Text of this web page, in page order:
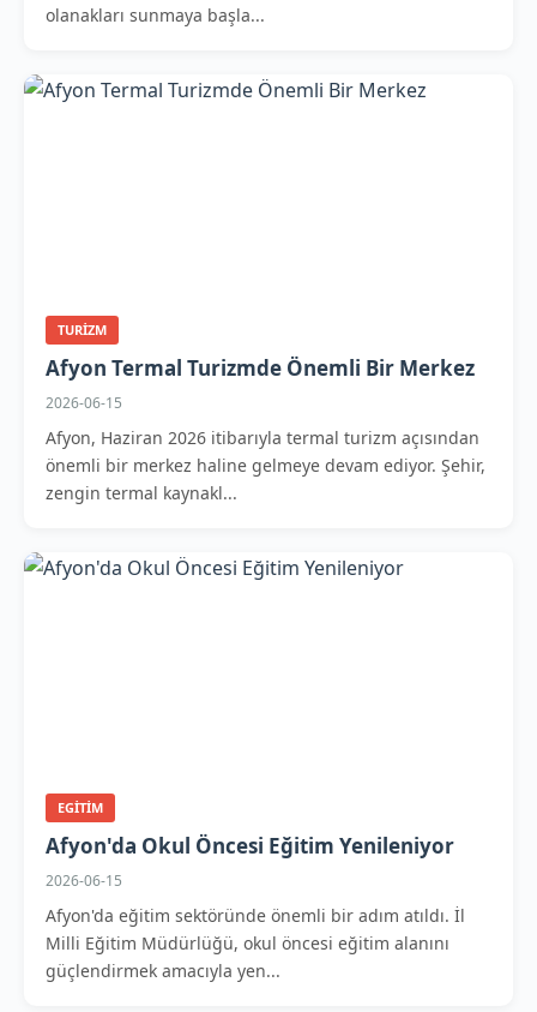
olanakları sunmaya başla...
TURIZM
Afyon Termal Turizmde Önemli Bir Merkez
2026-06-15
Afyon, Haziran 2026 itibarıyla termal turizm açısından
önemli bir merkez haline gelmeye devam ediyor. Şehir,
zengin termal kaynakl...
EGITIM
Afyon'da Okul Öncesi Eğitim Yenileniyor
2026-06-15
Afyon'da eğitim sektöründe önemli bir adım atıldı. İl
Milli Eğitim Müdürlüğü, okul öncesi eğitim alanını
güçlendirmek amacıyla yen...